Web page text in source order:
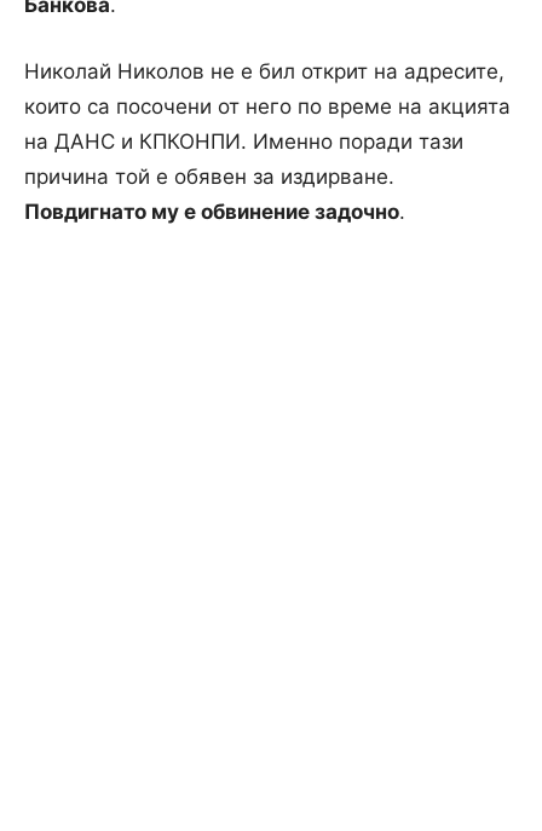
Николай Николов не е бил открит на адресите,
които са посочени от него по време на акцията
на ДАНС и КПКОНПИ. Именно поради тази
причина той е обявен за издирване.
Повдигнато му е обвинение задочно.